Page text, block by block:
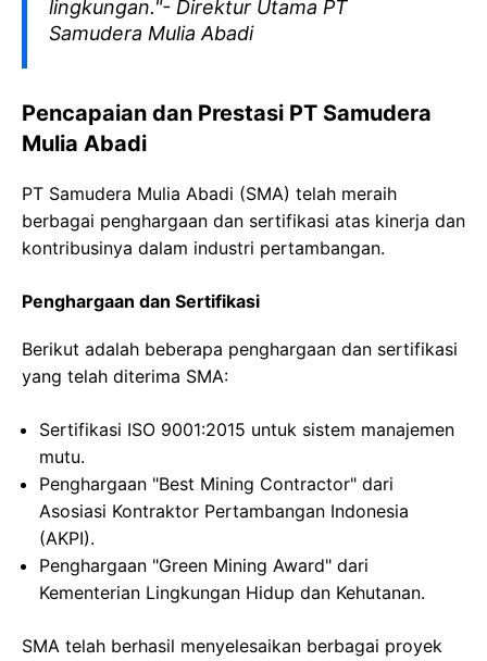
lingkungan."- Direktur Utama PT
Samudera Mulia Abadi
Pencapaian dan Prestasi PT Samudera
Mulia Abadi
PT Samudera Mulia Abadi (SMA) telah meraih
berbagai penghargaan dan sertifikasi atas kinerja dan
kontribusinya dalam industri pertambangan.
Penghargaan dan Sertifikasi
Berikut adalah beberapa penghargaan dan sertifikasi
yang telah diterima SMA:
Sertifikasi ISO 9001:2015 untuk sistem manajemen
mutu.
Penghargaan "Best Mining Contractor" dari
Asosiasi Kontraktor Pertambangan Indonesia
(AKPI).
Penghargaan "Green Mining Award" dari
Kementerian Lingkungan Hidup dan Kehutanan.
SMA telah berhasil menyelesaikan berbagai proyek